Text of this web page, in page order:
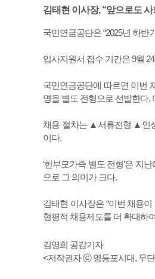
김태현 이사장, “앞으로도
국민연금공단은 “2025년 하반
입사지원서 접수 기간은 9월
국민연금공단에 따르면 이번
명을 별도 전형으로 선발한다.
채용 절차는 ▲서류전형 ▲인
이다.
‘한부모가족 별도 전형’은 지
으로 그 의미가 크다.
김태현 이사장은 “이번 채용
형평적 채용제도를 더 확대하
김영희 공감기자
<저작권자 ⓒ 영등포시대, 무